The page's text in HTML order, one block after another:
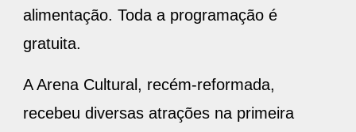
alimentação. Toda a programação é
gratuita.
A Arena Cultural, recém-reformada,
recebeu diversas atrações na primeira